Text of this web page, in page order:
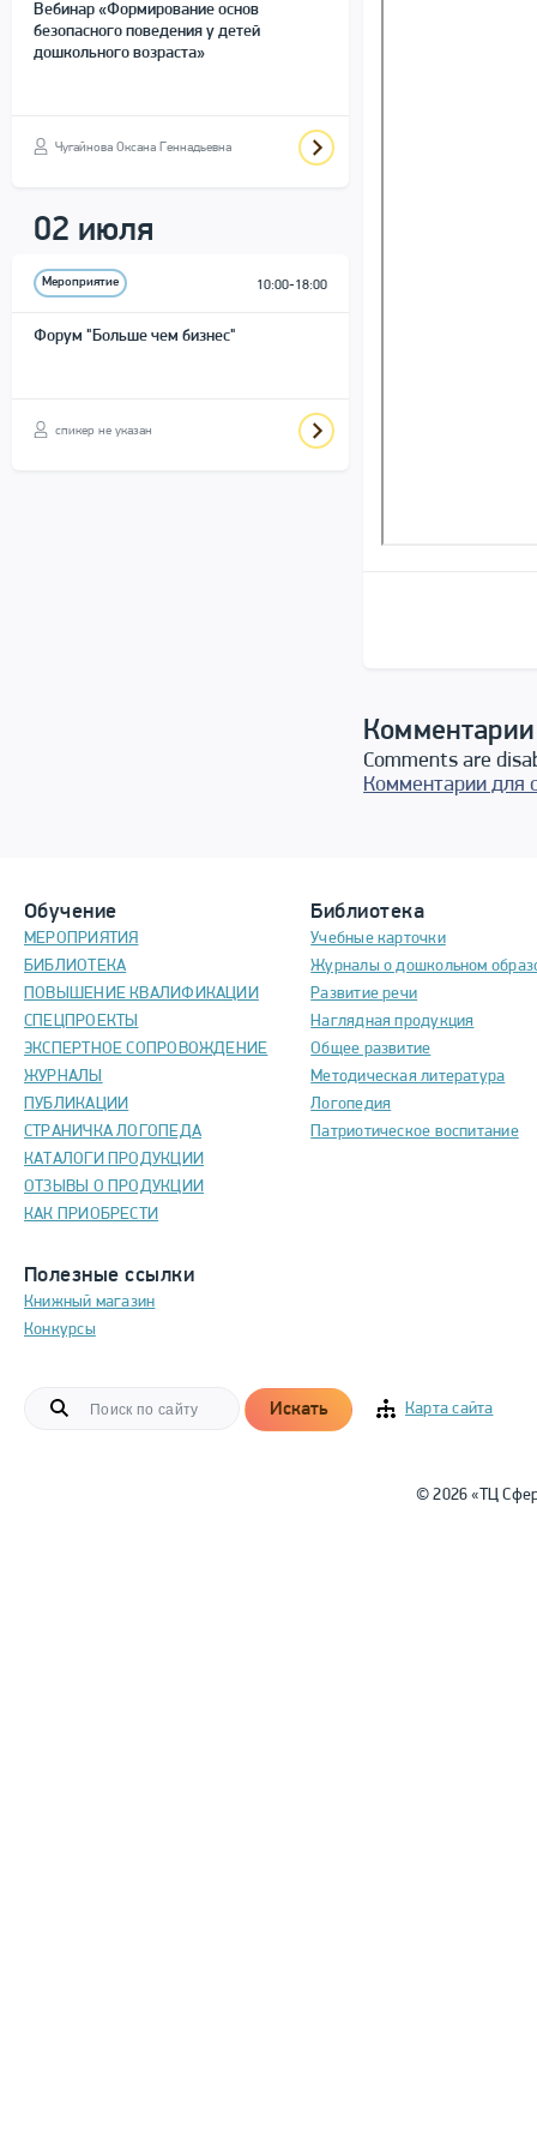
Вебинар «Формирование основ
безопасного поведения у детей
дошкольного возраста»
Чугайнова Оксана Геннадьевна
02 июля
Мероприятие 10:00-18:00
Форум "Больше чем бизнес"
спикер не указан
Comments are
Комментарии для
Обучение
МЕРОПРИЯТИЯ
БИБЛИОТЕКА
ПОВЫШЕНИЕ КВАЛИФИКАЦИИ
СПЕЦПРОЕКТЫ
ЭКСПЕРТНОЕ СОПРОВОЖДЕНИЕ
ЖУРНАЛЫ
ПУБЛИКАЦИИ
СТРАНИЧКА ЛОГОПЕДА
КАТАЛОГИ ПРОДУКЦИИ
ОТЗЫВЫ О ПРОДУКЦИИ
КАК ПРИОБРЕСТИ
Полезные ссылки
Книжный магазин
Конкурсы
Библиотека
Учебные карточки
Журналы о дошкольном
Развитие речи
Наглядная продукция
Общее развитие
Методическая литература
Логопедия
Патриотическое воспитание
Искать Карта сайта
© 2026 «ТЦ